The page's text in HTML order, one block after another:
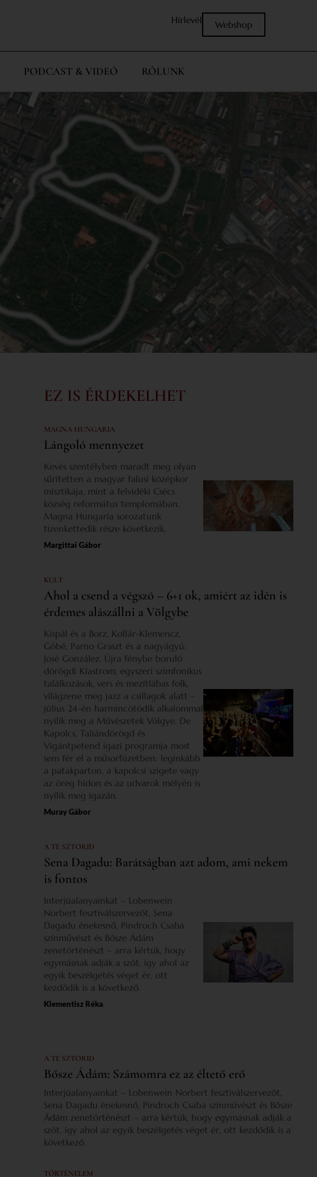
Hírlevél Webshop
PODCAST & VIDEÓ RÓLUNK
EZ IS ÉRDEKELHET
MAGNA HUNGARIA
Lángoló mennyezet
Kevés szentélyben maradt meg olyan
sűrítetten a magyar falusi középkor
misztikája, mint a felvidéki Csécs
község református templomában.
Magna Hungaria sorozatunk
tizenkettedik része következik.
Margittai Gábor
KULT
Ahol a csend a végszó – 6+1 ok, amiért az idén is
érdemes alászállni a Völgybe
Kispál és a Borz, Kollár-Klemencz,
Góbé, Parno Graszt és a nagyágyú:
José González. Újra fénybe boruló
dörögdi Klastrom, egyszeri szimfonikus
találkozások, vers és mezítlábas folk,
világzene meg jazz a csillagok alatt –
július 24-én harmincötödik alkalommal
nyílik meg a Művészetek Völgye. De
Kapolcs, Taliándörögd és
Vigántpetend igazi programja most
sem fér el a műsorfüzetben: leginkább
a patakparton, a kapolcsi szigete vagy
az öreg hídon és az udvarok mélyén is
nyílik meg igazán.
Muray Gábor
A TE SZTORID
Sena Dagadu: Barátságban azt adom, ami nekem
is fontos
Interjúalanyainkat – Lobenwein
Norbert fesztiválszervezőt, Sena
Dagadu énekesnő, Pindroch Csaba
színművészt és Bősze Ádám
zenetörténészt – arra kértük, hogy
egymásnak adják a szót, így ahol az
egyik beszélgetés véget ér, ott
kezdődik is a következő.
Klementisz Réka
A TE SZTORID
Bősze Ádám: Számomra ez az éltető erő
Interjúalanyainkat – Lobenwein Norbert fesztiválszervezőt,
Sena Dagadu énekesnő, Pindroch Csaba színművészt és Bősze
Ádám zenetörténészt – arra kértük, hogy egymásnak adják a
szót, így ahol az egyik beszélgetés véget ér, ott kezdődik is a
következő.
TÖRTÉNELEM